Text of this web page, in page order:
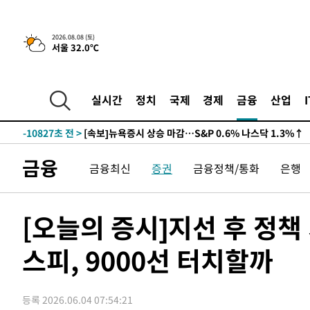
2026.08.08 (토)
서울 32.0℃
실시간 정치 국제 경제 금융 산업
-10827초 전 >[속보]뉴욕증시 상승 마감…S&P 0.6% 나스닥 1.3%↑
-29080초 전 >
-17701초 전 >
'최고 37도' 폭염 지속…강원동해안 최대 150㎜ 비
-10827초 전 > [속보]뉴욕증시 상승 마감…S&P 0.6% 나스닥 1.3%↑
-29080초 전 >
[속보]'압수수색·성접대 논란' 축구협회 "실망과 걱정
금융 금융최신 증권 금융정책/통화 은행
[오늘의 증시]지선 후 정
스피, 9000선 터치할까
등록 2026.06.04 07:54:21